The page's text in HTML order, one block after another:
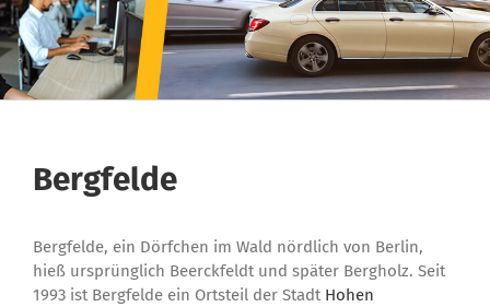
Bergfelde
Bergfelde, ein Dörfchen im Wald nördlich von Berlin,
hieß ursprünglich Beerckfeldt und später Bergholz. Seit
1993 ist Bergfelde ein Ortsteil der Stadt Hohen